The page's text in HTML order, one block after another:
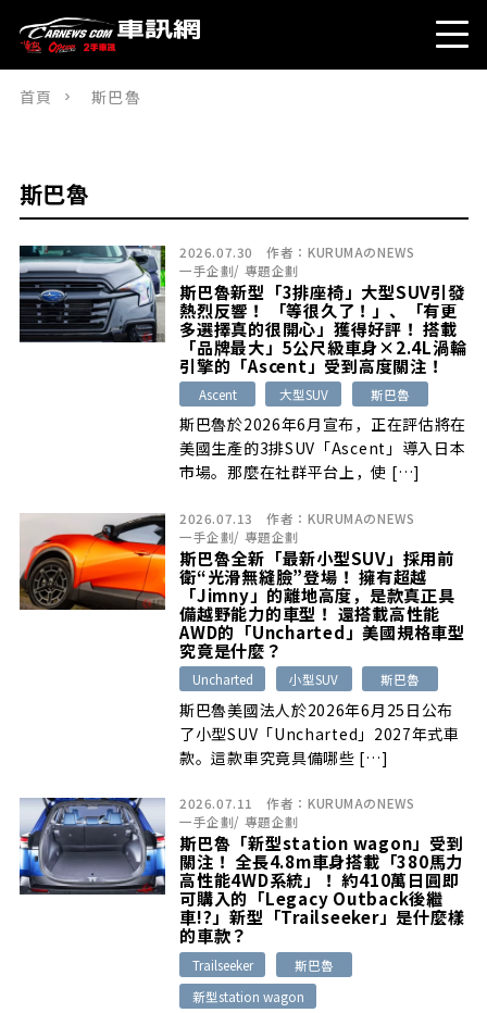
首頁 斯巴魯
斯巴魯
2026.07.30 作者： KURUMAのNEWS
一手企劃/ 專題企劃
斯巴魯新型「3排座椅」大型SUV引發
熱烈反響！ 「等很久了！」、「有更
多選擇真的很開心」獲得好評！ 搭載
「品牌最大」5公尺級車身×2.4L渦輪
引擎的「Ascent」受到高度關注！
Ascent 大型SUV 斯巴魯
斯巴魯於2026年6月宣布，正在評估將在
美國生產的3排SUV「Ascent」導入日本
市場。那麼在社群平台上，使 […]
2026.07.13 作者： KURUMAのNEWS
一手企劃/ 專題企劃
斯巴魯全新「最新小型SUV」採用前
衛“光滑無縫臉”登場！ 擁有超越
「Jimny」的離地高度，是款真正具
備越野能力的車型！ 還搭載高性能
AWD的「Uncharted」美國規格車型
究竟是什麼？
Uncharted 小型SUV 斯巴魯
斯巴魯美國法人於2026年6月25日公布
了小型SUV「Uncharted」2027年式車
款。這款車究竟具備哪些 […]
2026.07.11 作者： KURUMAのNEWS
一手企劃/ 專題企劃
斯巴魯「新型station wagon」受到
關注！ 全長4.8m車身搭載「380馬力
高性能4WD系統」！ 約410萬日圓即
可購入的「Legacy Outback後繼
車!?」新型「Trailseeker」是什麼樣
的車款？
Trailseeker
斯巴魯
新型station wagon